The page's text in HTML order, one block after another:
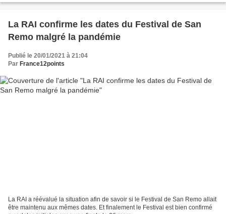
La RAI confirme les dates du Festival de San
Remo malgré la pandémie
Publié le 20/01/2021 à 21:04
Par France12points
La RAI a réévalué la situation afin de savoir si le Festival de San Remo allait
être maintenu aux mêmes dates. Et finalement le Festival est bien confirmé